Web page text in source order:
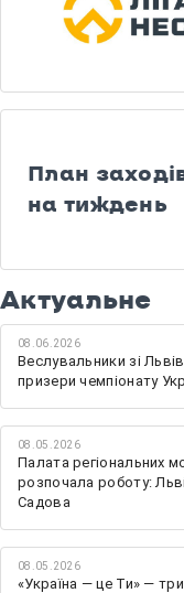
План
на тиждень
Актуальне
08.06.2026
Веслувальники зі
призери чемпіонату
08.05.2026
Палата регіональних
розпочала роботу:
Садова
08.05.2026
«Україна — це Ти» —